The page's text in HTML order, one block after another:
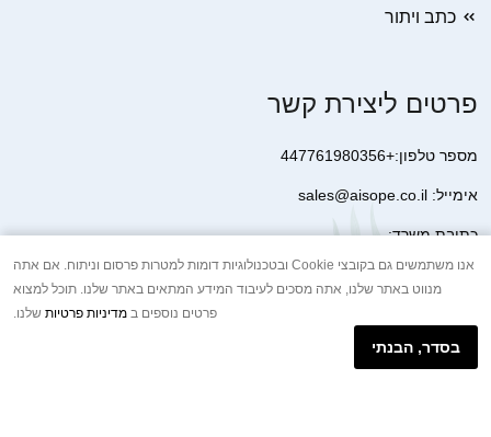
כתב ויתור
פרטים ליצירת קשר
מספר טלפון:+447761980356
אימייל: sales@aisope.co.il
כתובת משרד:
41 Devonshire Street Ground Floor Office 1 London W1G 7AJ
United Kingdom
+44 7410 2065017
הודעת וואטסאפ באינטרנט
אנו משתמשים גם בקובצי Cookie ובטכנולוגיות דומות למטרות פרסום וניתוח. אם אתה
מנווט באתר שלנו, אתה מסכים לעיבוד המידע המתאים באתר שלנו. תוכל למצוא
פרטים נוספים ב מדיניות פרטיות שלנו.
בסדר, הבנתי